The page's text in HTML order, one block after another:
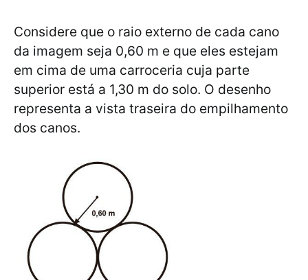
Considere que o raio externo de cada cano
da imagem seja 0,60 m e que eles estejam
em cima de uma carroceria cuja parte
superior está a 1,30 m do solo. O desenho
representa a vista traseira do empilhamento
dos canos.